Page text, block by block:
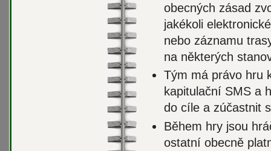
obecných zásad
jakékoli
nebo záznamu
na některých
Tým má právo hru
kapitulační SMSa
do cíle a zúčastnit
Během hry jsou
ostatní obecně